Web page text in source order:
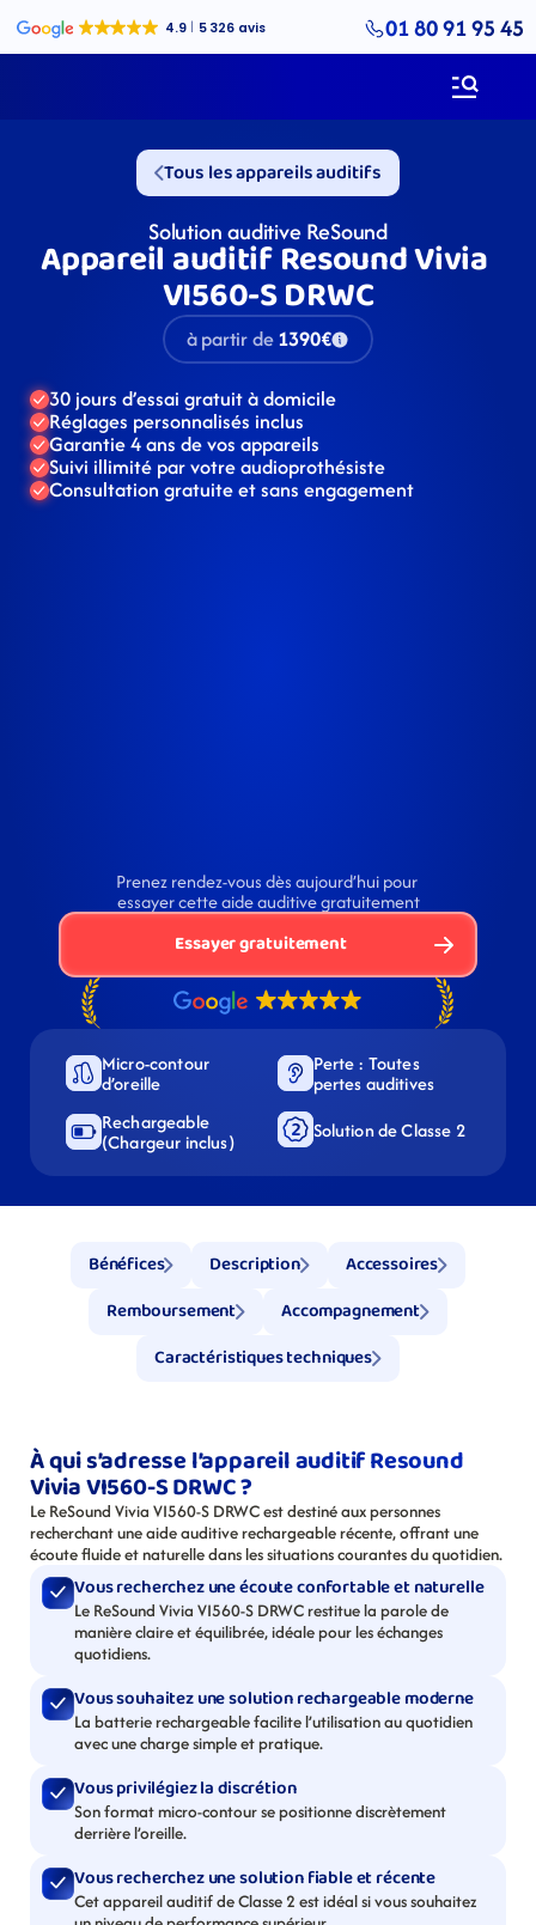
01 80 91 95 45
Tous les appareils auditifs
Solution auditive ReSound
Appareil auditif Resound Vivia
VI560-S DRWC
à partir de1390€
30 jours d’essai gratuit à domicile
Réglages personnalisés inclus
Garantie 4 ans de vos appareils
Suivi illimité par votre audioprothésiste
Consultation gratuite et sans engagement
Prenez rendez-vous dès aujourd’hui pour
essayer cette aide auditive gratuitement
Essayer gratuitement
Micro-contour
d’oreille
Perte : Toutes
pertes auditives
Rechargeable
(Chargeur inclus)
Solution de Classe 2
Bénéfices Description
Accessoires
Remboursement
Accompagnement
Caractéristiques techniques
À qui s’adresse l’appareil auditif Resound
Vivia VI560-S DRWC ?
Le ReSound Vivia VI560-S DRWC est destiné aux personnes
recherchant une aide auditive rechargeable récente, offrant une
écoute fluide et naturelle dans les situations courantes du quotidien.
Vous recherchez une écoute confortable et naturelle
Le ReSound Vivia VI560-S DRWC restitue la parole de
manière claire et équilibrée, idéale pour les échanges
quotidiens.
Vous souhaitez une solution rechargeable moderne
La batterie rechargeable facilite l’utilisation au quotidien
avec une charge simple et pratique.
Vous privilégiez la discrétion
Son format micro-contour se positionne discrètement
derrière l’oreille.
Vous recherchez une solution fiable et récente
Cet appareil auditif de Classe 2 est idéal si vous souhaitez